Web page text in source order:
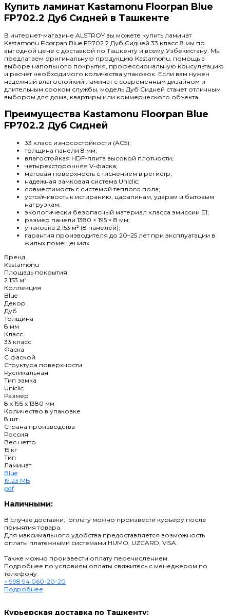
Купить ламинат Kastamonu Floorpan Blue
FP702.2 Дуб Сидней в Ташкенте
В интернет-магазине ALSTROY вы можете купить ламинат
Kastamonu Floorpan Blue FP702.2 Дуб Сидней 33 класс 8 мм по
выгодной цене с доставкой по Ташкенту и всему Узбекистану. Мы
предлагаем оригинальную продукцию Kastamonu, помощь в
выборе напольного покрытия, профессиональную консультацию
и расчет необходимого количества упаковок. Если вам нужен
надежный влагостойкий ламинат с современным дизайном и
длительным сроком службы, модель Дуб Сидней станет отличным
выбором для дома, квартиры или коммерческого объекта.
Преимущества Kastamonu Floorpan Blue
FP702.2 Дуб Сидней
33 класс износостойкости (AC5);
толщина панели 8 мм;
влагостойкая HDF-плита высокой плотности;
четырехсторонняя V-фаска;
матовая поверхность с тиснением в регистр;
надежная замковая система Uniclic;
совместимость с системой теплого пола;
устойчивость к истиранию, царапинам, ударам и бытовым
нагрузкам;
экологически безопасный материал класса эмиссии E1;
размер панели 1380 × 195 × 8 мм;
упаковка 2,153 м² (8 панелей);
гарантия производителя до 20–25 лет при эксплуатации в
жилых помещениях.
Бренд
Kastamonu
Площадь покрытия
2.153 м²
Коллекция
Blue
Декор
Дуб
Толщина
8 мм
Класс
33 класс
Фаска
C фаской
Структура поверхности
Рустикальная
Тип замка
Uniclic
Размер
8 x 195 x 1380 мм
Количество в упаковке
8 шт
Страна производства
Россия
Вес нетто
15 кг
Тип
Ламинат
Blue
19.23 МБ
pdf
Наличными:
В случае доставки, оплату можно произвести курьеру после
принятия товара.
Для максимального удобства предоставляется возможность
оплаты платёжными системами HUMO, UZCARD, VISA.
Также можно произвести оплату перечислением.
Подробнее по условиям оплаты свяжитесь с менеджером по
телефону:
+ 998 94 060-20-20
Подробнее
Курьерская доставка по Ташкенту: